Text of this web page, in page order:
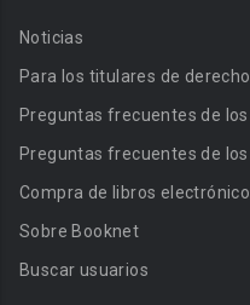
Noticias
Para los titulares de
Preguntas frecuentes de
Preguntas frecuentes de
Compra de libros
Sobre Booknet
Buscar usuarios